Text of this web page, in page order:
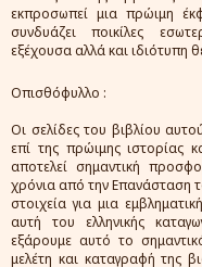
εκπροσωπεί μια πρώιμη
συνδυάζει ποικίλες
εξέχουσα αλλά και ιδιότυπη
Οπισθόφυλλο :
Οι σελίδες του βιβλίου
επί της πρώιμης ιστορίας
αποτελεί σημαντική
χρόνια από την Επανάσταση
στοιχεία για μια
αυτή του ελληνικής
εξάρουμε αυτό το
μελέτη και καταγραφή της